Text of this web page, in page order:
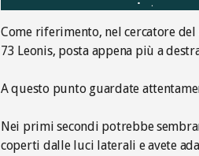
Come riferimento, nel cercatore
73 Leonis, posta appena più a
A questo punto guardate
Nei primi secondi potrebbe
coperti dalle luci laterali e avete